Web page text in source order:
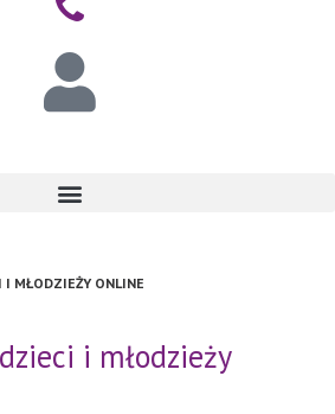
I MŁODZIEŻY ONLINE
i młodzieży